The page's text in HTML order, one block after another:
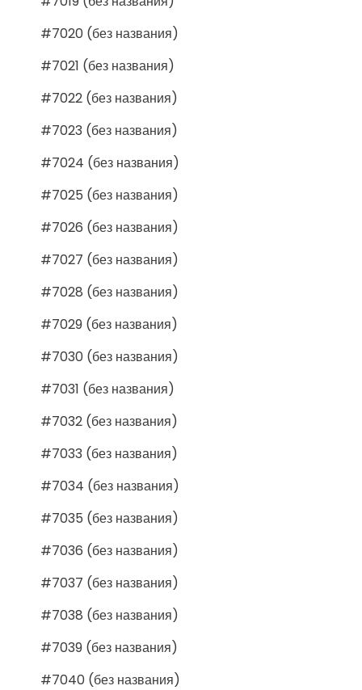
#7020 (без названия)
#7021 (без названия)
#7022 (без названия)
#7023 (без названия)
#7024 (без названия)
#7025 (без названия)
#7026 (без названия)
#7027 (без названия)
#7028 (без названия)
#7029 (без названия)
#7030 (без названия)
#7031 (без названия)
#7032 (без названия)
#7033 (без названия)
#7034 (без названия)
#7035 (без названия)
#7036 (без названия)
#7037 (без названия)
#7038 (без названия)
#7039 (без названия)
#7040 (без названия)